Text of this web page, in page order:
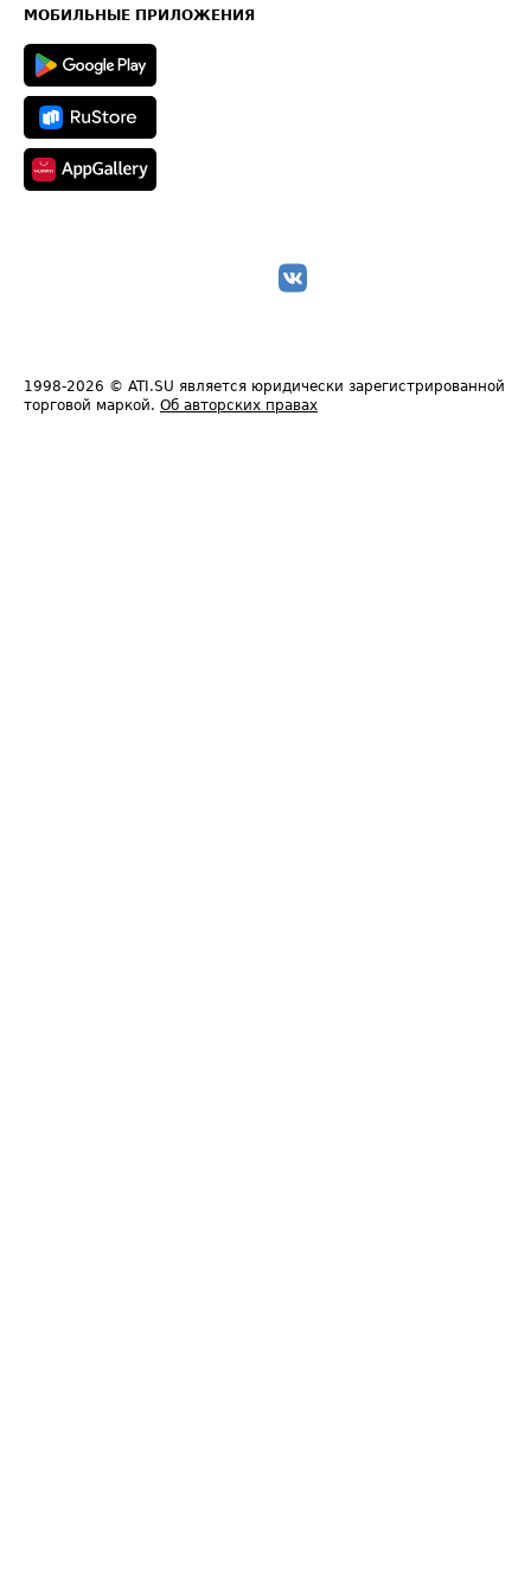
Техническая информация
МОБИЛЬНЫЕ ПРИЛОЖЕНИЯ
1998-2026 © ATI.SU является юридически зарегистрированной
торговой маркой. Об авторских правах